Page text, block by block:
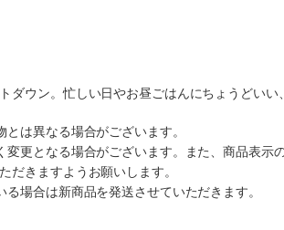
ダウン。忙しい日やお昼ごはんにちょうどいい
は異なる場合がございます。
変更となる場合がございます。また、商品表
だきますようお願いします。
場合は新商品を発送させていただきます。